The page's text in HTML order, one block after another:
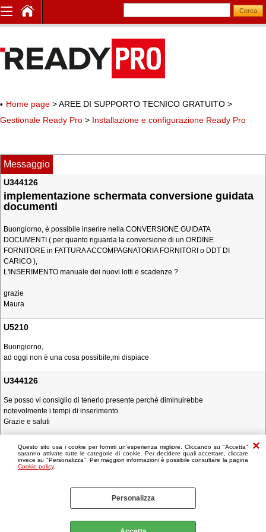
Questo sito usa i cookie per fornirti un'esperienza migliore. Cliccando su "Accetta"
saranno attivate tutte le categorie di cookie. Per decidere quali accettare, cliccare
invece su "Personalizza". Per maggiori informazioni è possibile consultare la pagina
Cookie policy.
Personalizza
Home page > AREE DI SUPPORTO TECNICO GRATUITO >
Gestionale Ready Pro > Installazione e configurazione Ready Pro
Messaggio
U344126
implementazione schermata conversione guidata
documenti
Buongiorno, è possibile inserire nella CONVERSIONE GUIDATA
DOCUMENTI ( per quanto riguarda la conversione di un ORDINE
FORNITORE in FATTURA ACCOMPAGNATORIA FORNITORI o DDT DI
CARICO ),
L'INSERIMENTO manuale dei nuovi lotti e scadenze ?
grazie
Maura
U5210
Buongiorno,
ad oggi non è una cosa possibile,mi dispiace
U344126
Se posso vi consiglio di tenerlo presente perchè diminuirebbe
notevolmente i tempi di inserimento.
Grazie e saluti